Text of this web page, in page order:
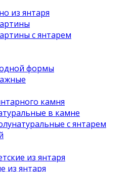
из янтаря
с янтарем
формы
камня
в камне
с янтарем
из янтаря
из янтаря